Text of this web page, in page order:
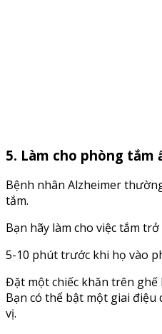
5. Làm cho phòng tắm
Bệnh nhân Alzheimer
tắm.
Bạn hãy làm cho việc tắm
5-10 phút trước khi họ vào
Đặt một chiếc khăn trên ghế
Bạn có thể bật một giai
vị.